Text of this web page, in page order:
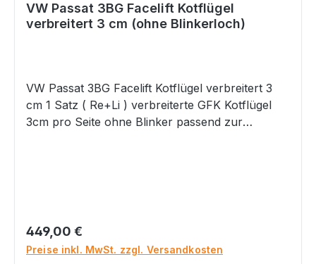
VW Passat 3BG Facelift Kotflügel
verbreitert 3 cm (ohne Blinkerloch)
VW Passat 3BG Facelift Kotflügel verbreitert 3
cm 1 Satz ( Re+Li ) verbreiterte GFK Kotflügel
3cm pro Seite ohne Blinker passend zur
nach §21b StVZO erforderlich ist. Sprechen Sie
dies bitte im Vorfeld mit Ihrer Prüfstation ab!
Gefahrenhinweise: Nicht geeignet für Kinder
Regulärer Preis:
449,00 €
Preise inkl. MwSt. zzgl. Versandkosten